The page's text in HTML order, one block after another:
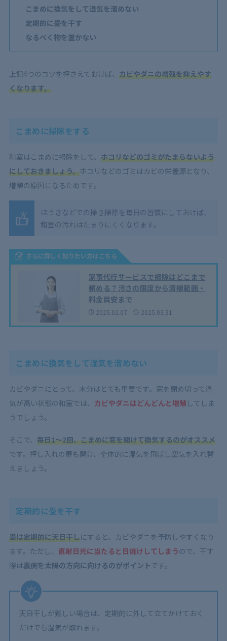
こまめに換気をして湿気を溜めない
定期的に畳を干す
なるべく物を置かない
上記4つのコツを押さえておけば、 カビやダニの増殖を抑えやす
くなります。
こまめに掃除をする
和室はこまめに掃除をして、 ホコリなどのゴミがたまらないよう
にしておきましょう。ホコリなどのゴミはカビの栄養源となり、
増殖の原因になるためです。
ほうきなどでの掃き掃除を毎日の習慣にしておけば、
和室の汚れはたまりにくくなります。
さらに詳しく知りたい方はこちら
家事代行サービスで掃除はどこまで
頼める？汚さの限度から清掃範囲・
料金目安まで
2025.02.07 2025.03.31
こまめに換気をして湿気を溜めない
カビやダニにとって、水分はとても重要です。窓を閉め切って湿
気が高い状態の和室では、 カビやダニはどんどんと増殖してしま
うでしょう。
そこで、 毎日1～2回、こまめに窓を開けて換気するのがオススメ
です。押し入れの扉も開け、全体的に湿気を飛ばし空気を入れ替
えましょう。
定期的に畳を干す
畳は定期的に天日干しにすると、カビやダニを予防しやすくなり
ます。ただし、 直射日光に当たると日焼けしてしまうので、干す
際は裏側を太陽の方向に向けるのがポイントです。
天日干しが難しい場合は、定期的に外して立てかけておく
だけでも湿気が取れます。